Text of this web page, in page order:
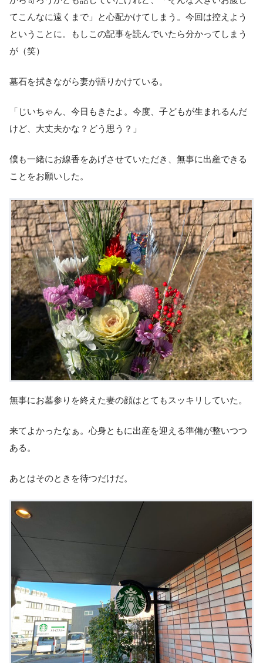
てこんなに遠くまで」と心配かけてしまう。今回は控えよう
ということに。もしこの記事を読んでいたら分かってしまう
が（笑）
墓石を拭きながら妻が語りかけている。
「じいちゃん、今日もきたよ。今度、子どもが生まれるんだ
けど、大丈夫かな？どう思う？」
僕も一緒にお線香をあげさせていただき、無事に出産できる
ことをお願いした。
無事にお墓参りを終えた妻の顔はとてもスッキリしていた。
来てよかったなぁ。心身ともに出産を迎える準備が整いつつ
ある。
あとはそのときを待つだけだ。